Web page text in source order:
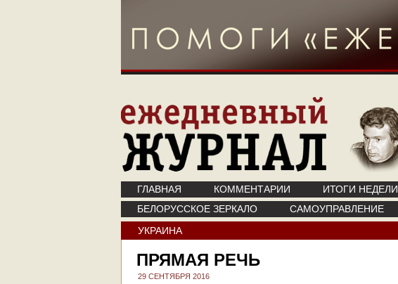
ГЛАВНАЯ КОММЕНТАРИИ ИТОГИ НЕДЕЛИ
БЕЛОРУССКОЕ ЗЕРКАЛО
САМОУПРАВЛЕНИЕ
УКРАИНА
ПРЯМАЯ РЕЧЬ
29 СЕНТЯБРЯ 2016